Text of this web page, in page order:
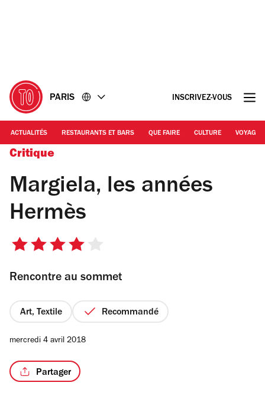
PARIS INSCRIVEZ-VOUS
ACTUALITÉS RESTAURANTS ET BARS QUE FAIRE CULTURE VOYAGE
Critique
Margiela, les années
Hermès
4
5
Rencontre au sommet
Art, Textile Recommandé
mercredi 4 avril 2018
Partager